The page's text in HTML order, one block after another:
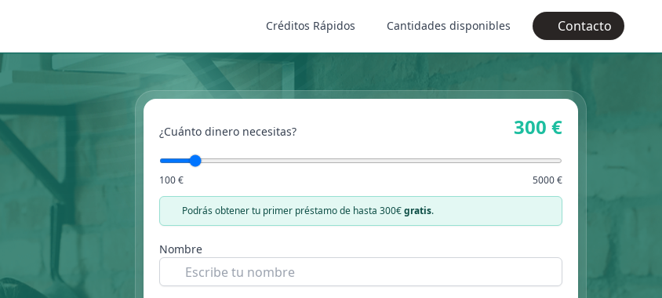
Créditos Rápidos Cantidades disponibles Contacto
¿Cuánto dinero necesitas? 300 €
100 € 5000 €
Podrás obtener tu primer préstamo de hasta 300€gratis.
Nombre